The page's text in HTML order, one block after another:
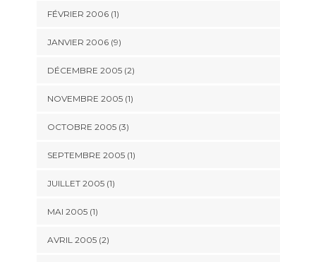
FÉVRIER 2006 (1)
JANVIER 2006 (9)
DÉCEMBRE 2005 (2)
NOVEMBRE 2005 (1)
OCTOBRE 2005 (3)
SEPTEMBRE 2005 (1)
JUILLET 2005 (1)
MAI 2005 (1)
AVRIL 2005 (2)